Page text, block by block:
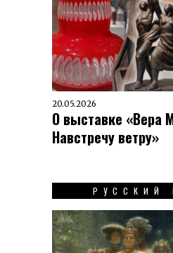
20.05.2026
О выставке «Вера
Навстречу ветру»
РУССКИЙ